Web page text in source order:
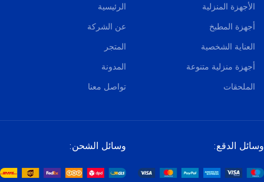
الأجهزة المنزلية
أجهزة المطبخ
العناية الشخصية
أجهزة منزلية متنوعة
الملحقات
الرئيسية
عن الشركة
المتجر
المدونة
تواصل معنا
وسائل الدقع: وسائل الشحن: